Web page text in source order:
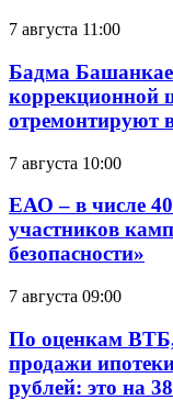
7 августа 11:00
Бадма
коррекционной
отремонтируют
7 августа 10:00
ЕАО – в числе
участников
безопасности»
7 августа 09:00
По оценкам ВТБ,
продажи
рублей: это на